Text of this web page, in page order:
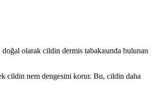
olarak cildin dermis tabakasında bulunan
cildin nem dengesini korur. Bu, cildin daha